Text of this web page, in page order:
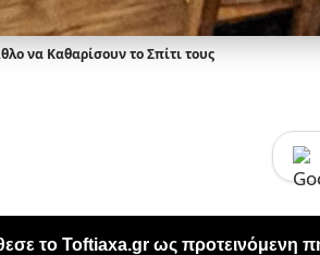
να Καθαρίσουν το Σπίτι τους
το Toftiaxa.gr ως προτεινόμενη